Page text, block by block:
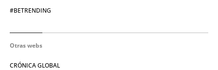
#BETRENDING
Otras webs
CRÓNICA GLOBAL